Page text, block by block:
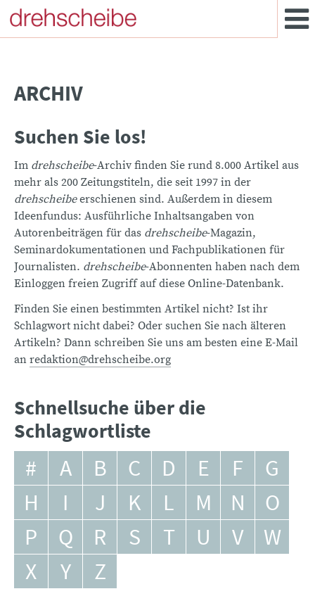
ARCHIV
Suchen Sie los!
Im drehscheibe-Archiv finden Sie rund 8.000 Artikel aus
mehr als 200 Zeitungstiteln, die seit 1997 in der
drehscheibeerschienen sind. Außerdem in diesem
Ideenfundus: Ausführliche Inhaltsangaben von
Autorenbeiträgen für das drehscheibe-Magazin,
Seminardokumentationen und Fachpublikationen für
Journalisten. drehscheibe-Abonnenten haben nach dem
Einloggen freien Zugriff auf diese Online-Datenbank.
Finden Sie einen bestimmten Artikel nicht? Ist ihr
Schlagwort nicht dabei? Oder suchen Sie nach älteren
Artikeln? Dann schreiben Sie uns am besten eine E-Mail
an redaktion@drehscheibe.org
Schnellsuche über die
Schlagwortliste
# A B C D E F
G
H
I J K L M N
O
P
Q R S T U V
W
X
Y Z